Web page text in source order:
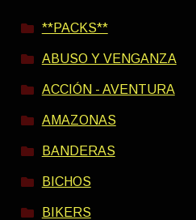
**PACKS**
ABUSO Y VENGANZA
ACCIÓN - AVENTURA
AMAZONAS
BANDERAS
BICHOS
BIKERS